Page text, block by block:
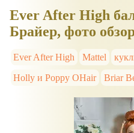
Ever After High
Брайер, фото
Ever After High Mattel
Holly и Poppy OHair
Briar